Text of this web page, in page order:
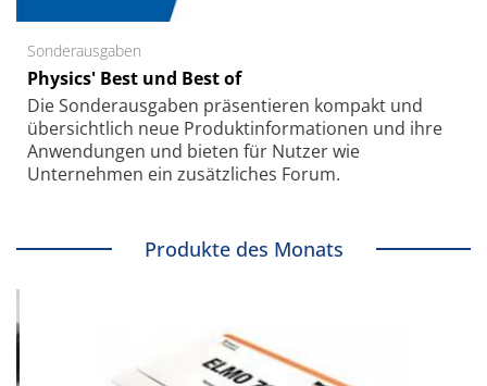
Sonderausgaben
Physics' Best und Best of
Die Sonder­ausgaben präsentieren kompakt und
übersichtlich neue Produkt­informationen und ihre
Anwendungen und bieten für Nutzer wie
Unternehmen ein zusätzliches Forum.
Produkte des Monats